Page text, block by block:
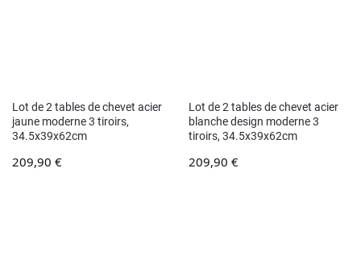
Lot de 2 tables de chevet acier
jaune moderne 3 tiroirs,
34.5x39x62cm
209,90 €
Lot de 2 tables de chevet acier
blanche design moderne 3
tiroirs, 34.5x39x62cm
209,90 €